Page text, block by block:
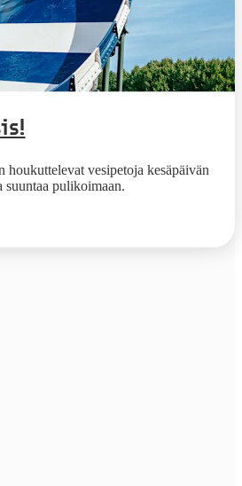
houkuttelevat vesipetoja kesäpäivän
pulikoimaan.